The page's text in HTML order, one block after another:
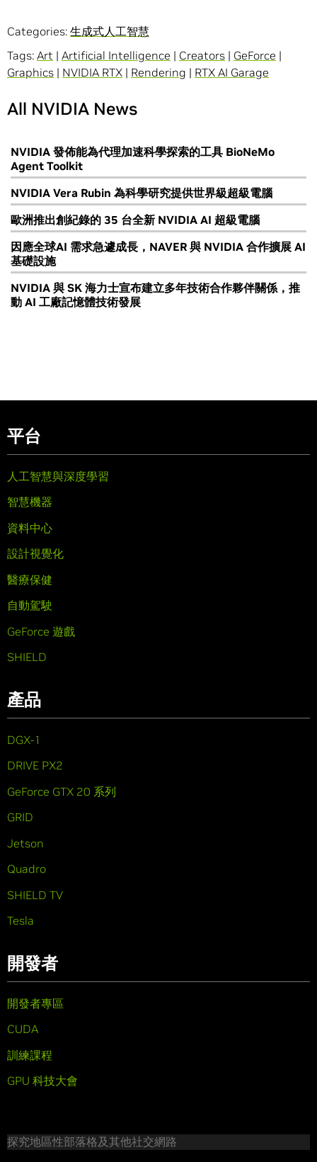
Categories: 生成式人工智慧
Tags: Art | Artificial Intelligence | Creators | GeForce |
Graphics | NVIDIA RTX | Rendering | RTX AI Garage
All NVIDIA News
NVIDIA 發佈能為代理加速科學探索的工具 BioNeMo
Agent Toolkit
NVIDIA Vera Rubin 為科學研究提供世界級超級電腦
歐洲推出創紀錄的 35 台全新 NVIDIA AI 超級電腦
因應全球AI 需求急遽成長，NAVER 與 NVIDIA 合作擴展 AI
基礎設施
NVIDIA 與 SK 海力士宣布建立多年技術合作夥伴關係，推
動 AI 工廠記憶體技術發展
平台
人工智慧與深度學習
智慧機器
資料中心
設計視覺化
醫療保健
自動駕駛
GeForce 遊戲
SHIELD
產品
DGX-1
DRIVE PX2
GeForce GTX 20 系列
GRID
Jetson
Quadro
SHIELD TV
Tesla
開發者
開發者專區
CUDA
訓練課程
GPU 科技大會
探究地區性部落格及其他社交網路